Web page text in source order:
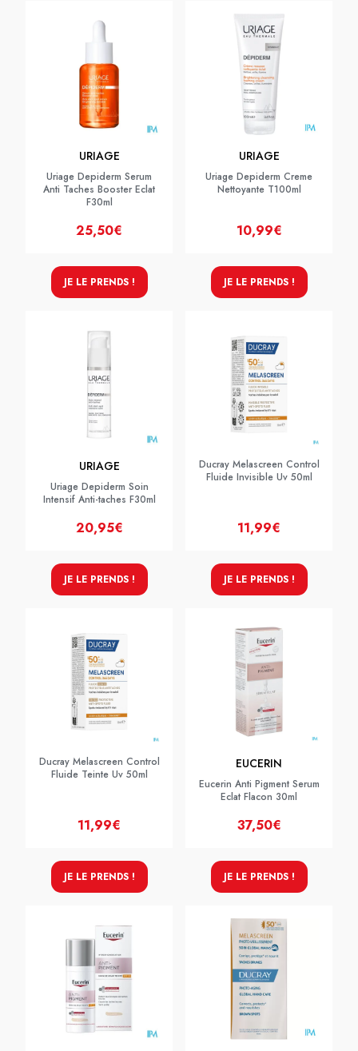
URIAGE
Uriage Depiderm Serum
Anti Taches Booster Eclat
F30ml
25,50€
JE LE PRENDS !
URIAGE
Uriage Depiderm Creme
Nettoyante T100ml
10,99€
JE LE PRENDS !
URIAGE
Uriage Depiderm Soin
Intensif Anti-taches F30ml
20,95€
JE LE PRENDS !
Ducray Melascreen Control
Fluide Invisible Uv 50ml
11,99€
JE LE PRENDS !
Ducray Melascreen Control
Fluide Teinte Uv 50ml
11,99€
JE LE PRENDS !
EUCERIN
Eucerin Anti Pigment Serum
Eclat Flacon 30ml
37,50€
JE LE PRENDS !